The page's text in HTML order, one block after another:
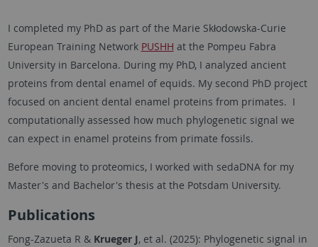
I completed my PhD as part of the Marie Skłodowska-Curie
European Training Network PUSHH at the Pompeu Fabra
University in Barcelona. During my PhD, I analyzed ancient
proteins from dental enamel of equids. My second PhD project
focused on ancient dental enamel proteins from primates. I
computationally assessed how much phylogenetic signal we
can expect in enamel proteins from primate fossils.
Before moving to proteomics, I worked with sedaDNA for my
Master's and Bachelor's thesis at the Potsdam University.
Publications
Fong-Zazueta R &Krueger J, et al. (2025): Phylogenetic signal in